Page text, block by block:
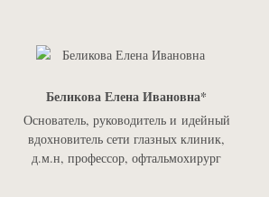
Беликова Елена Ивановна
Основатель, руководитель и идейный
вдохновитель сети глазных клиник,
д.м.н, профессор, офтальмохирург